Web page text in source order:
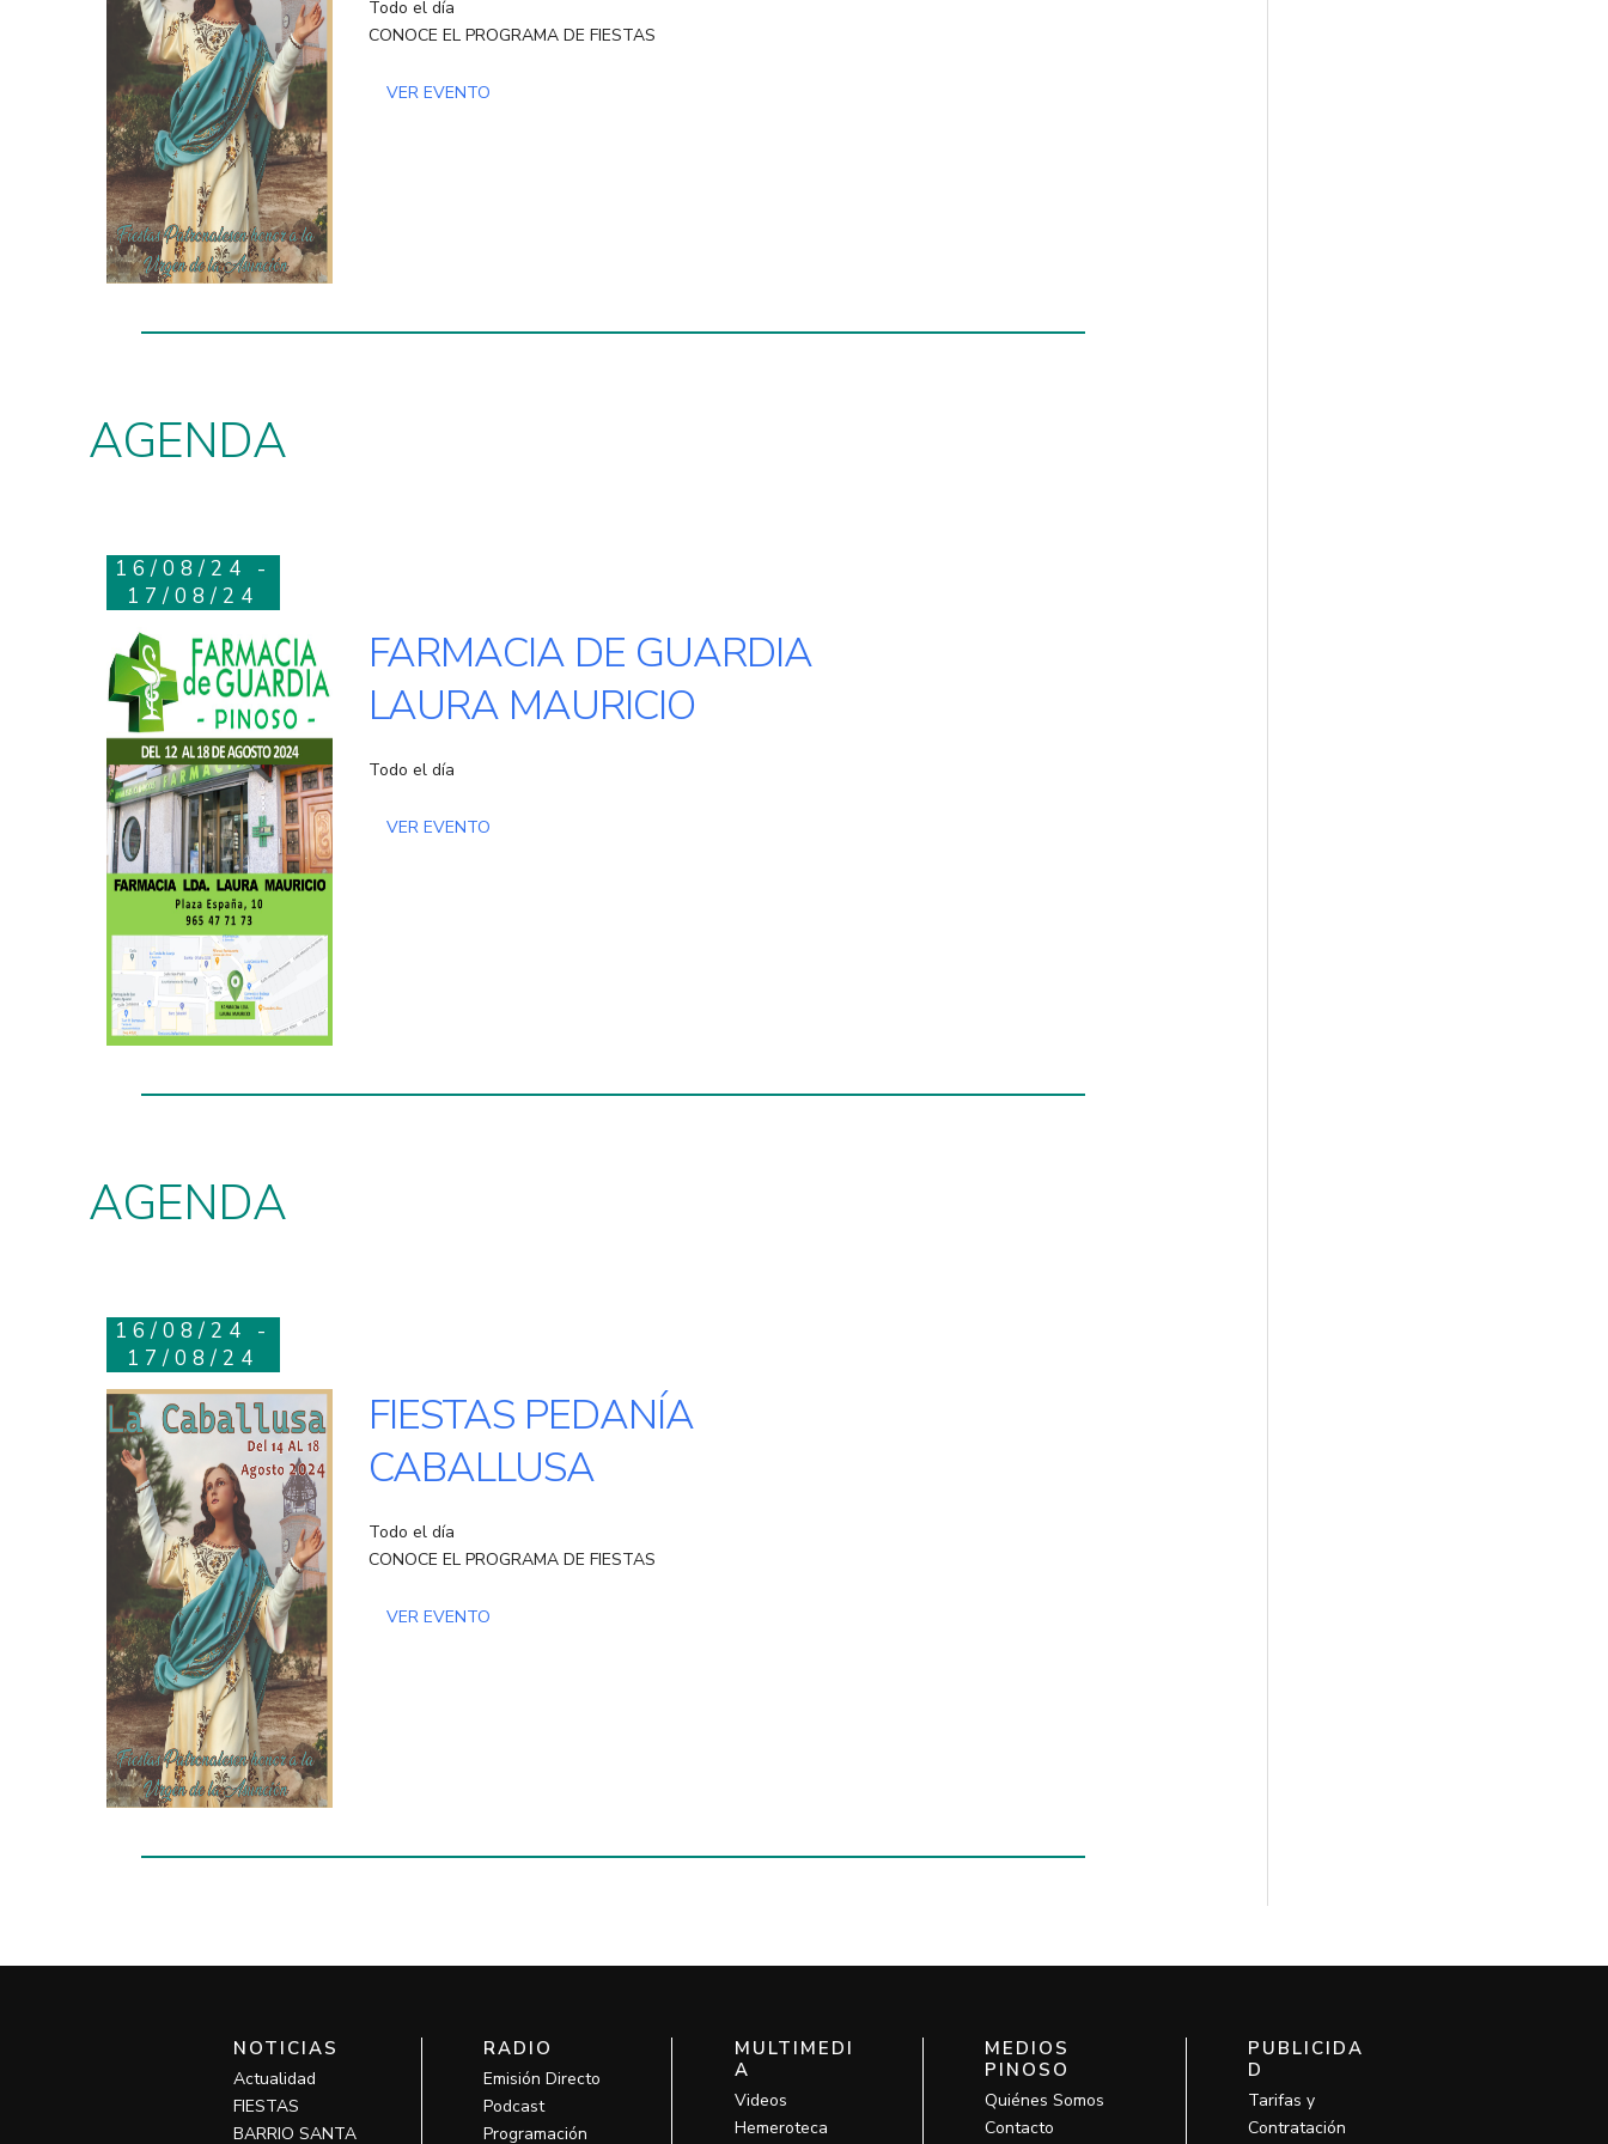
Todo el día
CONOCE EL PROGRAMA DE FIESTAS
VER EVENTO
AGENDA
16/08/24 -
17/08/24
FARMACIA DE GUARDIA
LAURA MAURICIO
Todo el día
VER EVENTO
AGENDA
16/08/24 -
17/08/24
FIESTAS PEDANÍA
CABALLUSA
Todo el día
CONOCE EL PROGRAMA DE FIESTAS
VER EVENTO
NOTICIAS
Actualidad
FIESTAS
BARRIO SANTA
RADIO
Emisión Directo
Podcast
Programación
MULTIMEDI
A
Videos
Hemeroteca
MEDIOS
PINOSO
Quiénes Somos
Contacto
PUBLICIDA
D
Tarifas y
Contratación